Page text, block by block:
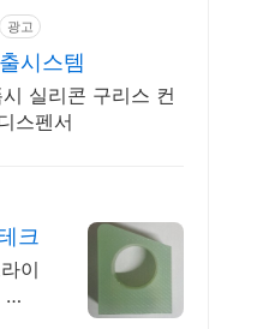
광고
시스템
실리콘 구리스 컨
스펜서
크
이